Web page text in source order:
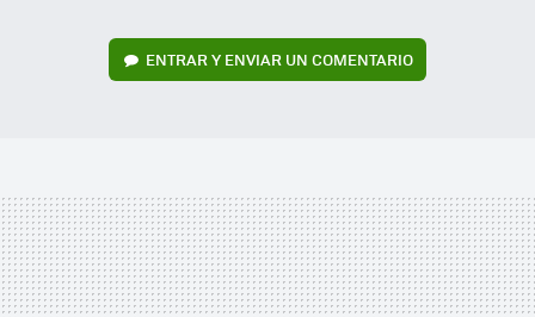
ENTRAR Y ENVIAR UN COMENTARIO